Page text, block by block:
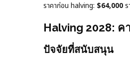
ราคาก่อน halving: $64,000
Halving 2028: ค
ปัจจัยที่สนับสนุน